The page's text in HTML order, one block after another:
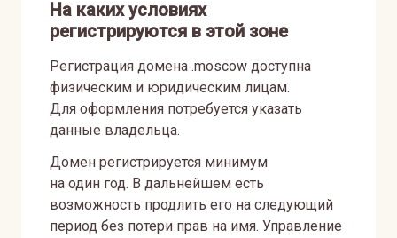
На каких условиях
регистрируются в этой зоне
Регистрация домена .moscow доступна
физическим и юридическим лицам.
Для оформления потребуется указать
данные владельца.
Домен регистрируется минимум
на один год. В дальнейшем есть
возможность продлить его на следующий
период без потери прав на имя. Управление